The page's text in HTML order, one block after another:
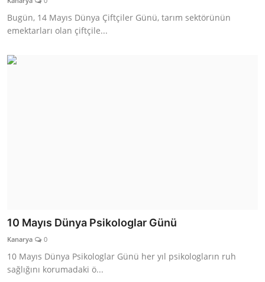
Bugün, 14 Mayıs Dünya Çiftçiler Günü, tarım sektörünün
emektarları olan çiftçile...
10 Mayıs Dünya Psikologlar Günü
Kanarya 0
10 Mayıs Dünya Psikologlar Günü her yıl psikologların ruh
sağlığını korumadaki ö...